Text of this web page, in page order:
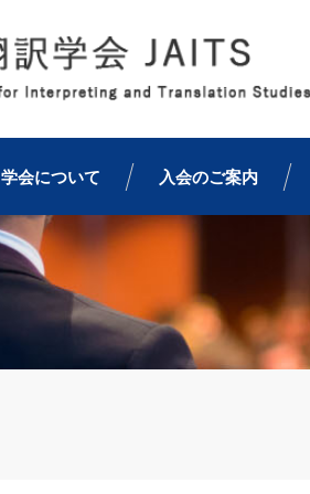
学会について 入会のご案内